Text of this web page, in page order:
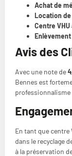
Achat de
Location
Centre VHU
Enlèvement
Avis des
Avec une note de
Bennes est
En tant que centre
dans le recyclage
à la préservation